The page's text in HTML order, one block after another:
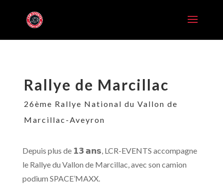
Rallye de Marcillac
26ème Rallye National du Vallon de
Marcillac-Aveyron
Depuis plus de 𝟭𝟯 𝗮𝗻𝘀, LCR-EVENTS accompagne
le Rallye du Vallon de Marcillac, avec son camion
podium SPACE’MAXX.